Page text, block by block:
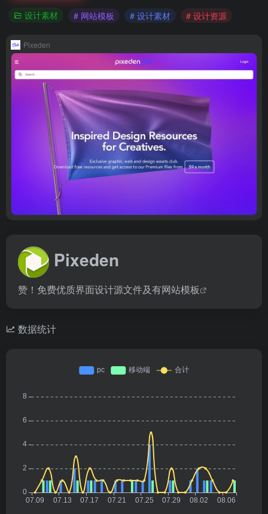
设计素材 # 网站模板 # 设计素材 # 设计资源
Pixeden
Pixeden
赞！免费优质界面设计源文件及有网站模板
数据统计